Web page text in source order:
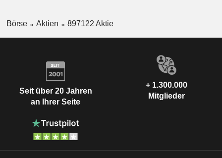
Börse Aktien 897122 Aktie
Seit über 20 Jahren
an Ihrer Seite
+ 1.300.000
Mitglieder